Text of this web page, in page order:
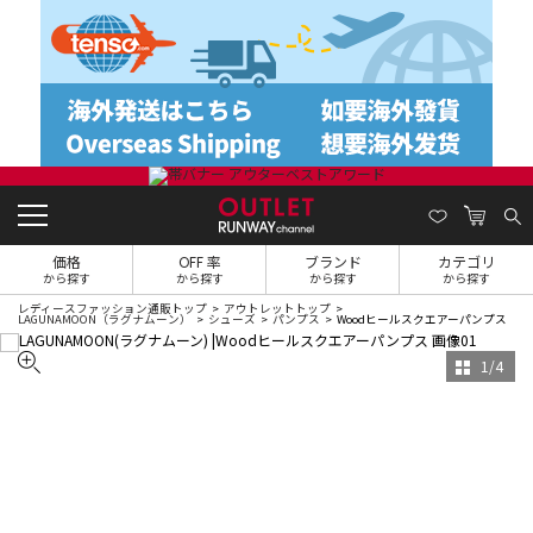
価格
から探す
OFF 率
から探す
ブランド
から探す
カテゴリ
から探す
レディースファッション通販トップ アウトレットトップ
LAGUNAMOON（ラグナムーン） シューズ パンプス Woodヒールスクエアーパンプス
1 /4